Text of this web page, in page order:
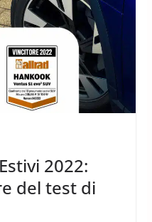
2022:
del test di